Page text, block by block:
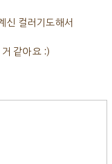
신 컬러기도해서
같아요 :)